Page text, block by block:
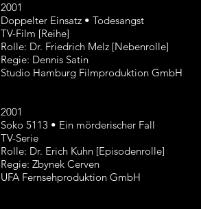
2001
Doppelter Einsatz • Todesangst
TV-Film [Reihe]
Rolle: Dr. Friedrich Melz [Nebenrolle]
Regie: Dennis Satin
Studio Hamburg Filmproduktion GmbH
2001
Soko 5113 • Ein mörderischer Fall
TV-Serie
Rolle: Dr. Erich Kuhn [Episodenrolle]
Regie: Zbynek Cerven
UFA Fernsehproduktion GmbH